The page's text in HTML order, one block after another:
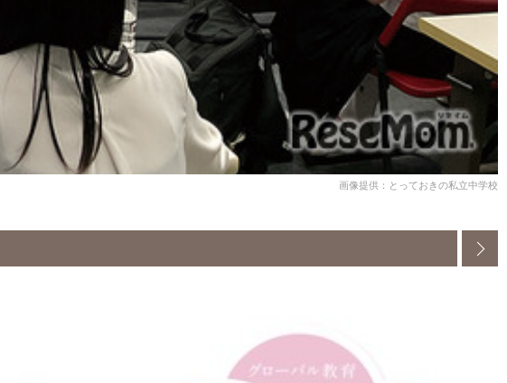
画像提供：とっておきの私立中学校